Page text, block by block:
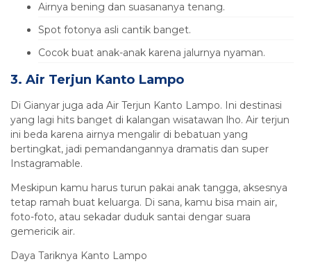
Airnya bening dan suasananya tenang.
Spot fotonya asli cantik banget.
Cocok buat anak-anak karena jalurnya nyaman.
3. Air Terjun Kanto Lampo
Di Gianyar juga ada Air Terjun Kanto Lampo. Ini destinasi
yang lagi hits banget di kalangan wisatawan lho. Air terjun
ini beda karena airnya mengalir di bebatuan yang
bertingkat, jadi pemandangannya dramatis dan super
Instagramable.
Meskipun kamu harus turun pakai anak tangga, aksesnya
tetap ramah buat keluarga. Di sana, kamu bisa main air,
foto-foto, atau sekadar duduk santai dengar suara
gemericik air.
Daya Tariknya Kanto Lampo